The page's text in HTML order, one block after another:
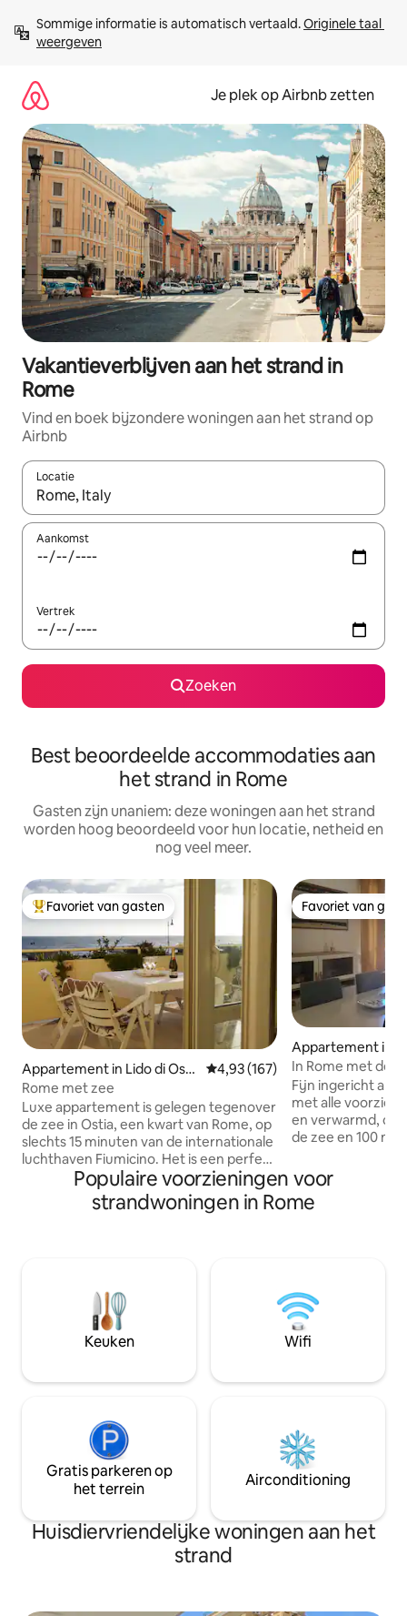
direct
naar
Sommige informatie is automatisch vertaald. Originele taal
weergeven
Je plek op Airbnb zetten
Vakantieverblijven aan het strand in
Rome
Vind en boek bijzondere woningen aan het strand op
Airbnb
Locatie
Wanneer er resultaten beschikbaar zijn, maak je een keuze
Aankomst
Vertrek
Zoeken
Best beoordeelde accommodaties aan
het strand in Rome
Gasten zijn unaniem: deze woningen aan het strand
worden hoog beoordeeld voor hun locatie, netheid en
nog veel meer.
Topfavoriet van gasten
Favoriet van gasten
Appartement in Lido di Osti
a
Gemiddelde beoordeling van
4,93 (167)
Rome met zee
Luxe appartement is gelegen tegenover
de zee in Ostia, een kwart van Rome, op
slechts 15 minuten van de internationale
luchthaven Fiumicino. Het is een perfect
en goedkoper alternatief voor uw
toeristische reis of zakelijke opdracht.
Ostia biedt u een prachtig dennenbos,
Romeins theater omvat. Je bereikt het
centrum van Rome met de trein van
Centrale Lido di Ostia (5 minuten lopen)
naar station Piramide-Porta San Paolo in
verbinding met bussen, metro B-lijn,
kunt Pomezia bereiken, dat u een
geweldig winkelcentrum biedt, op 30
minuten van de panoramische
zeestraat.
Favoriet van
Favoriet van
Appartement in
In Rome met de
en comfort
Fijn ingericht
met alle
en verwarmd, op
de zee en 100
minuten en de
10 minuten
gebied van Stella
apotheek, enz.
500 meter
km afstand.
Populaire voorzieningen voor
strandwoningen in Rome
Keuken Wifi
Gratis parkeren op
het terrein
Airconditioning
Huisdiervriendelijke woningen aan het
strand